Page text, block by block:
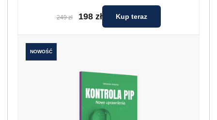
249 zł 198 zł Kup teraz
NOWOŚĆ